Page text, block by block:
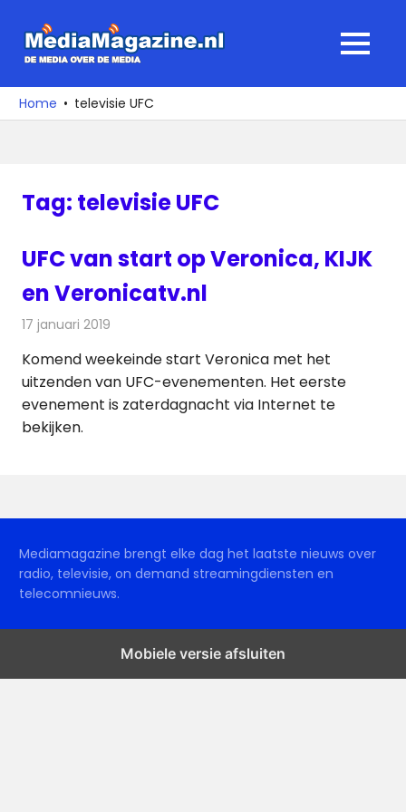
naar
media
over
MENU
Home televisie UFC
Tag: televisie UFC
UFC van start op Veronica, KIJK
en Veronicatv.nl
17 januari 2019
Komend weekeinde start Veronica met het
uitzenden van UFC-evenementen. Het eerste
evenement is zaterdagnacht via Internet te
bekijken.
Mediamagazine brengt elke dag het laatste nieuws over
radio, televisie, on demand streamingdiensten en
telecomnieuws.
Mobiele versie afsluiten